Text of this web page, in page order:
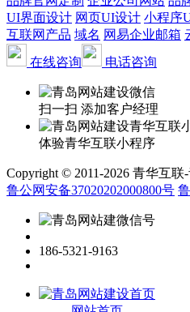
UI界面设计 网页UI设计 小程序
互联网产品 域名 网易企业邮箱
在线咨询
电话咨询
扫一扫 添加客户经理
体验青华互联小程序
Copyright © 2011-2026 青华互
鲁公网安备37020202000800号
186-5321-9163